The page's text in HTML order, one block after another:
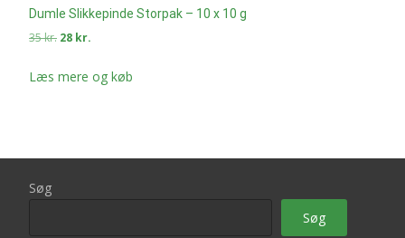
Dumle Slikkepinde Storpak – 10 x 10 g
35kr. Den
pris
28 kr.
pris
Læs mere og køb
Søg
Søg